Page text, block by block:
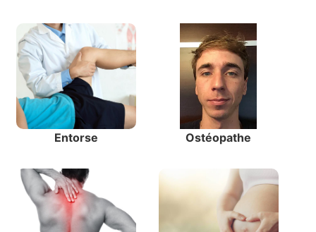
Entorse Ostéopathe